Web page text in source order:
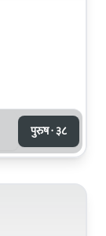
पुरुष · ३८